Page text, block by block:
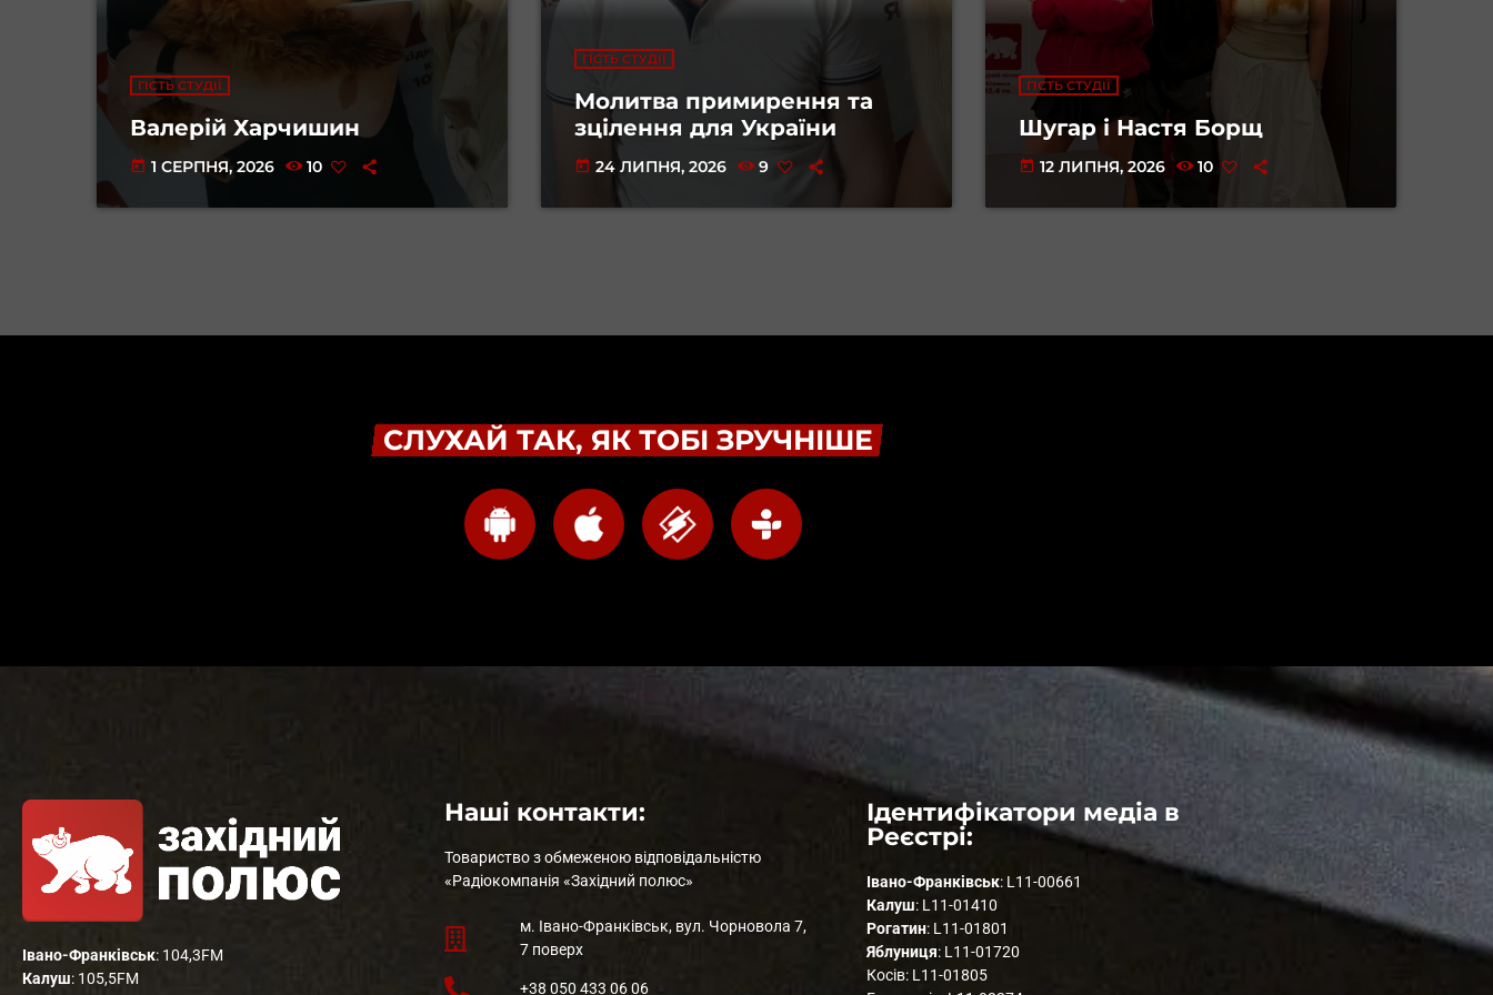
ГІСТЬ СТУДІЇ
Валерій Харчишин
today 1 СЕРПНЯ, 2026 10
ГІСТЬ СТУДІЇ
Молитва примирення та
зцілення для України
today 24 ЛИПНЯ, 2026 9
ГІСТЬ СТУДІЇ
Шугар і Настя Борщ
today 12 ЛИПНЯ, 2026 10
СЛУХАЙ ТАК, ЯК ТОБІ ЗРУЧНІШЕ
Івано-Франківськ: 104,3FM
Калуш: 105,5FM
Наші контакти:
Товариство з обмеженою відповідальністю
«Радіокомпанія «Західний полюс»
м. Івано-Франківськ, вул. Чорновола 7,
7 поверх
+38 050 433 06 06
Ідентифікатори медіа в
Реєстрі:
Івано-Франківськ: L11-00661
Калуш: L11-01410
Рогатин: L11-01801
Яблуниця: L11-01720
Косів: L11-01805